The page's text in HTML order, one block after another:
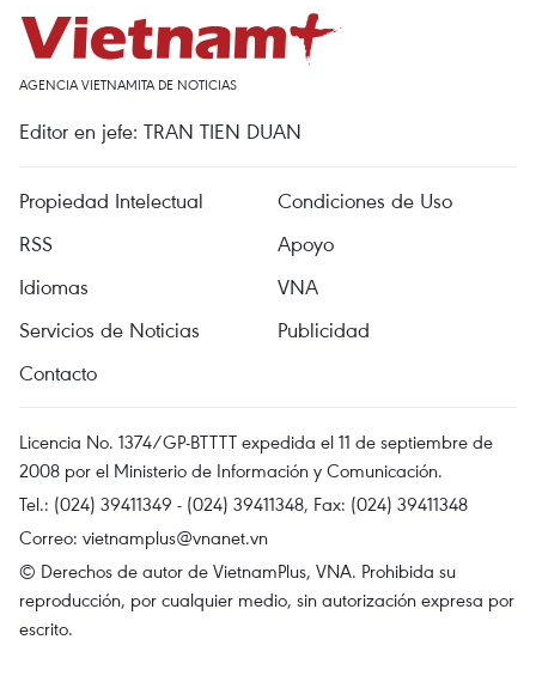
AGENCIA VIETNAMITA DE NOTICIAS
Editor en jefe: TRAN TIEN DUAN
Propiedad Intelectual
Condiciones de Uso
RSS
Apoyo
Idiomas
VNA
Servicios de Noticias
Publicidad
Contacto
Licencia No. 1374/GP-BTTTT expedida el 11 de septiembre de
2008 por el Ministerio de Información y Comunicación.
Tel.: (024) 39411349 - (024) 39411348, Fax: (024) 39411348
Correo: vietnamplus@vnanet.vn
© Derechos de autor de VietnamPlus, VNA. Prohibida su
reproducción, por cualquier medio, sin autorización expresa por
escrito.